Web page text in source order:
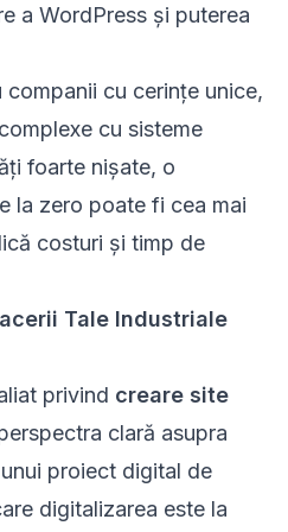
a WordPress și puterea
companii cu cerințe unice,
cu sisteme
foarte nișate, o
la zero poate fi cea mai
costuri și timp de
Tale Industriale
privind creare site
clară asupra
proiect digital de
digitalizarea este la